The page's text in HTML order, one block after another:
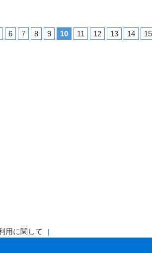
6 7 8 9 10 11 12 13 14 15
用に関して